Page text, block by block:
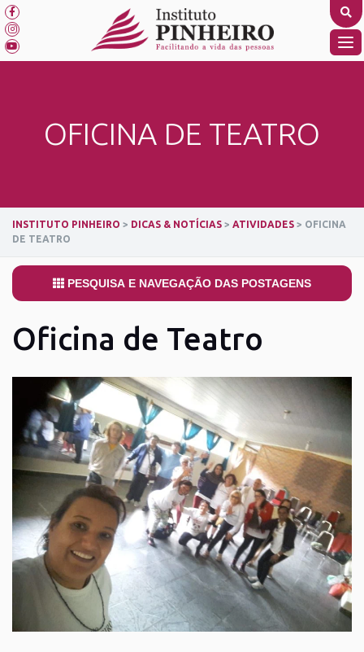
Skip
to
content
OFICINA DE TEATRO
INSTITUTO PINHEIRO > DICAS & NOTÍCIAS > ATIVIDADES > OFICINA
DE TEATRO
PESQUISA E NAVEGAÇÃO DAS POSTAGENS
Oficina de Teatro